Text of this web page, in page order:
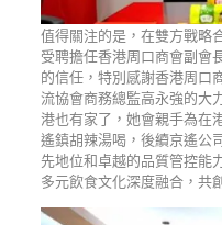
值得關注的是，在雙方戰略
受聘擔任香港周口商會副會
的信任，特別感謝香港周口
流協會商務總監高永強的大
港也有家了，她會親手為在
遙鎮胡辣湯喝，後續京遙公
先地位和卓越的品質管控能
多元飲食文化深度融合，共